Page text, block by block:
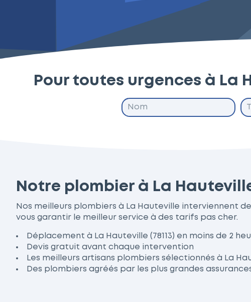
Pour toutes urgences à
Notre plombier à La
Nos meilleurs plombiers à La Hauteville interviennent
vous garantir le meilleur service à des tarifs pas cher.
Déplacement à La Hauteville (78113) en moins de 2
Devis gratuit avant chaque intervention
Les meilleurs artisans plombiers sélectionnés à La
Des plombiers agréés par les plus grandes